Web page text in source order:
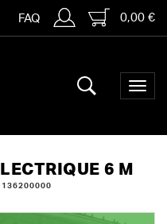
FAQ 0,00 €
6 M
136200000